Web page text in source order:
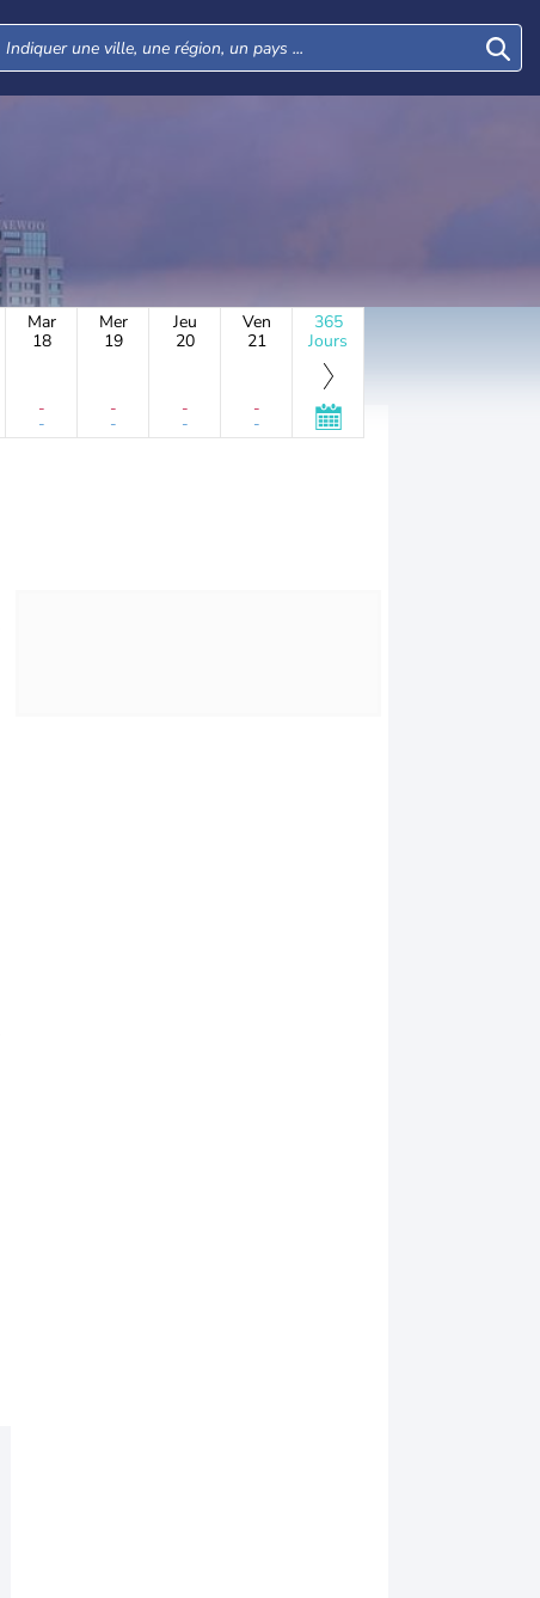
Mar
18
-
-
Mer
19
-
-
Jeu
20
-
-
Ven
21
-
-
365
Jours